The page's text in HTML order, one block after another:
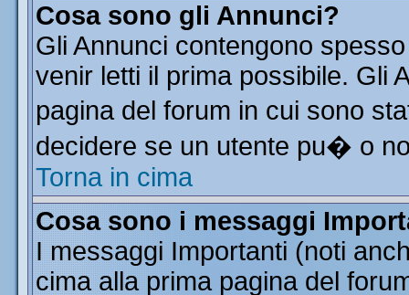
Cosa sono gli Annunci?
Gli Annunci contengono
venir letti il prima possibile. Gli
pagina del forum in cui sono
decidere se un utente pu� o
Torna in cima
Cosa sono i messaggi
I messaggi Importanti (noti
cima alla prima pagina del